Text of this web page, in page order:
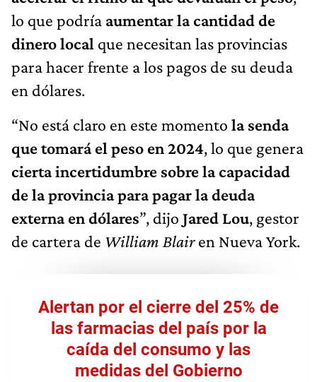
lo que podría aumentar la cantidad de
dinero local que necesitan las provincias
para hacer frente a los pagos de su deuda
en dólares.
“No está claro en este momento la senda
que tomará el peso en 2024, lo que genera
cierta incertidumbre sobre la capacidad
de la provincia para pagar la deuda
externa en dólares”, dijo Jared Lou, gestor
de cartera de William Blairen Nueva York.
Alertan por el cierre del 25% de
las farmacias del país por la
caída del consumo y las
medidas del Gobierno